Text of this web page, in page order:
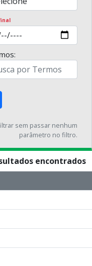
sem passar nenhum
parâmetro no filtro.
encontrados